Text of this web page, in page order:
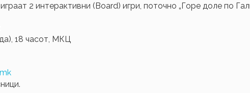
2 интерактивни (Board) игри, поточно „Горе доле по
18 часот, МКЦ